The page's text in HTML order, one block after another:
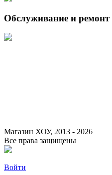
Обслуживание и ремонт
Магазин ХОУ, 2013 - 2026
Все права защищены
Войти